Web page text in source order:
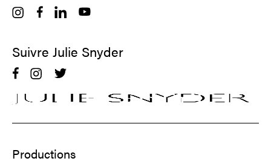
Suivre Julie Snyder
Productions